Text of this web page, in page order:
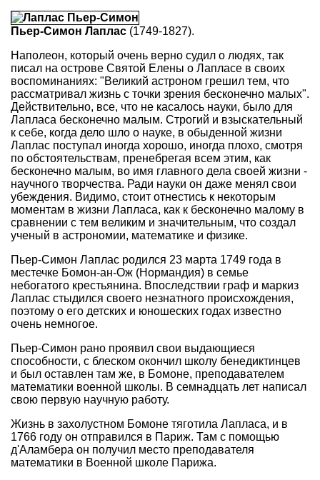
Пьер-Симон Лаплас (1749-1827).
Наполеон, который очень верно судил о людях, так
писал на острове Святой Елены о Лапласе в своих
воспоминаниях: "Великий астроном грешил тем, что
рассматривал жизнь с точки зрения бесконечно малых".
Действительно, все, что не касалось науки, было для
Лапласа бесконечно малым. Строгий и взыскательный
к себе, когда дело шло о науке, в обыденной жизни
Лаплас поступал иногда хорошо, иногда плохо, смотря
по обстоятельствам, пренебрегая всем этим, как
бесконечно малым, во имя главного дела своей жизни -
научного творчества. Ради науки он даже менял свои
убеждения. Видимо, стоит отнестись к некоторым
моментам в жизни Лапласа, как к бесконечно малому в
сравнении с тем великим и значительным, что создал
ученый в астрономии, математике и физике.
Пьер-Симон Лаплас родился 23 марта 1749 года в
местечке Бомон-ан-Ож (Нормандия) в семье
небогатого крестьянина. Впоследствии граф и маркиз
Лаплас стыдился своего незнатного происхождения,
поэтому о его детских и юношеских годах известно
очень немногое.
Пьер-Симон рано проявил свои выдающиеся
способности, с блеском окончил школу бенедиктинцев
и был оставлен там же, в Бомоне, преподавателем
математики военной школы. В семнадцать лет написал
свою первую научную работу.
Жизнь в захолустном Бомоне тяготила Лапласа, и в
1766 году он отправился в Париж. Там с помощью
д'Аламбера он получил место преподавателя
математики в Военной школе Парижа.